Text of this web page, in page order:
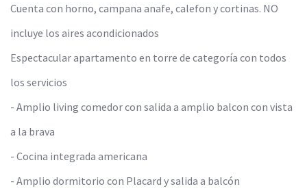
Cuenta con horno, campana anafe, calefon y cortinas. NO
incluye los aires acondicionados
Espectacular apartamento en torre de categoría con todos
los servicios
- Amplio living comedor con salida a amplio balcon con vista
a la brava
- Cocina integrada americana
- Amplio dormitorio con Placard y salida a balcón